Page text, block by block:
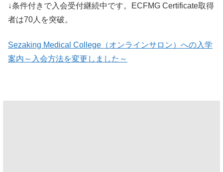
↓条件付きで入会受付継続中です。ECFMG Certificate取得
者は70人を突破。
Sezaking Medical College（オンラインサロン）への入学
案内～入会方法を変更しました～